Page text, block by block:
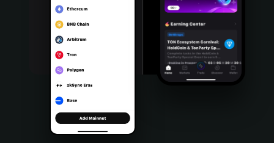
Português (Portugal)
Bahasa Indonesia
Português (Brasil)
Español (Argentina)